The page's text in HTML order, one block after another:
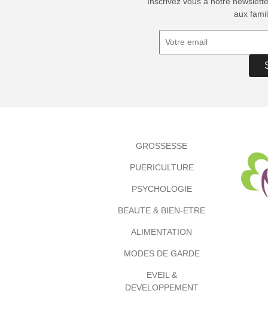
aux
GROSSESSE
PUERICULTURE
PSYCHOLOGIE
BEAUTE & BIEN-ETRE
ALIMENTATION
MODES DE GARDE
EVEIL &
DEVELOPPEMENT